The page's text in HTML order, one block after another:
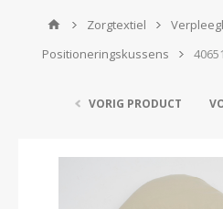
Zorgtextiel
Positioneringskussens
VORIG PRODUCT